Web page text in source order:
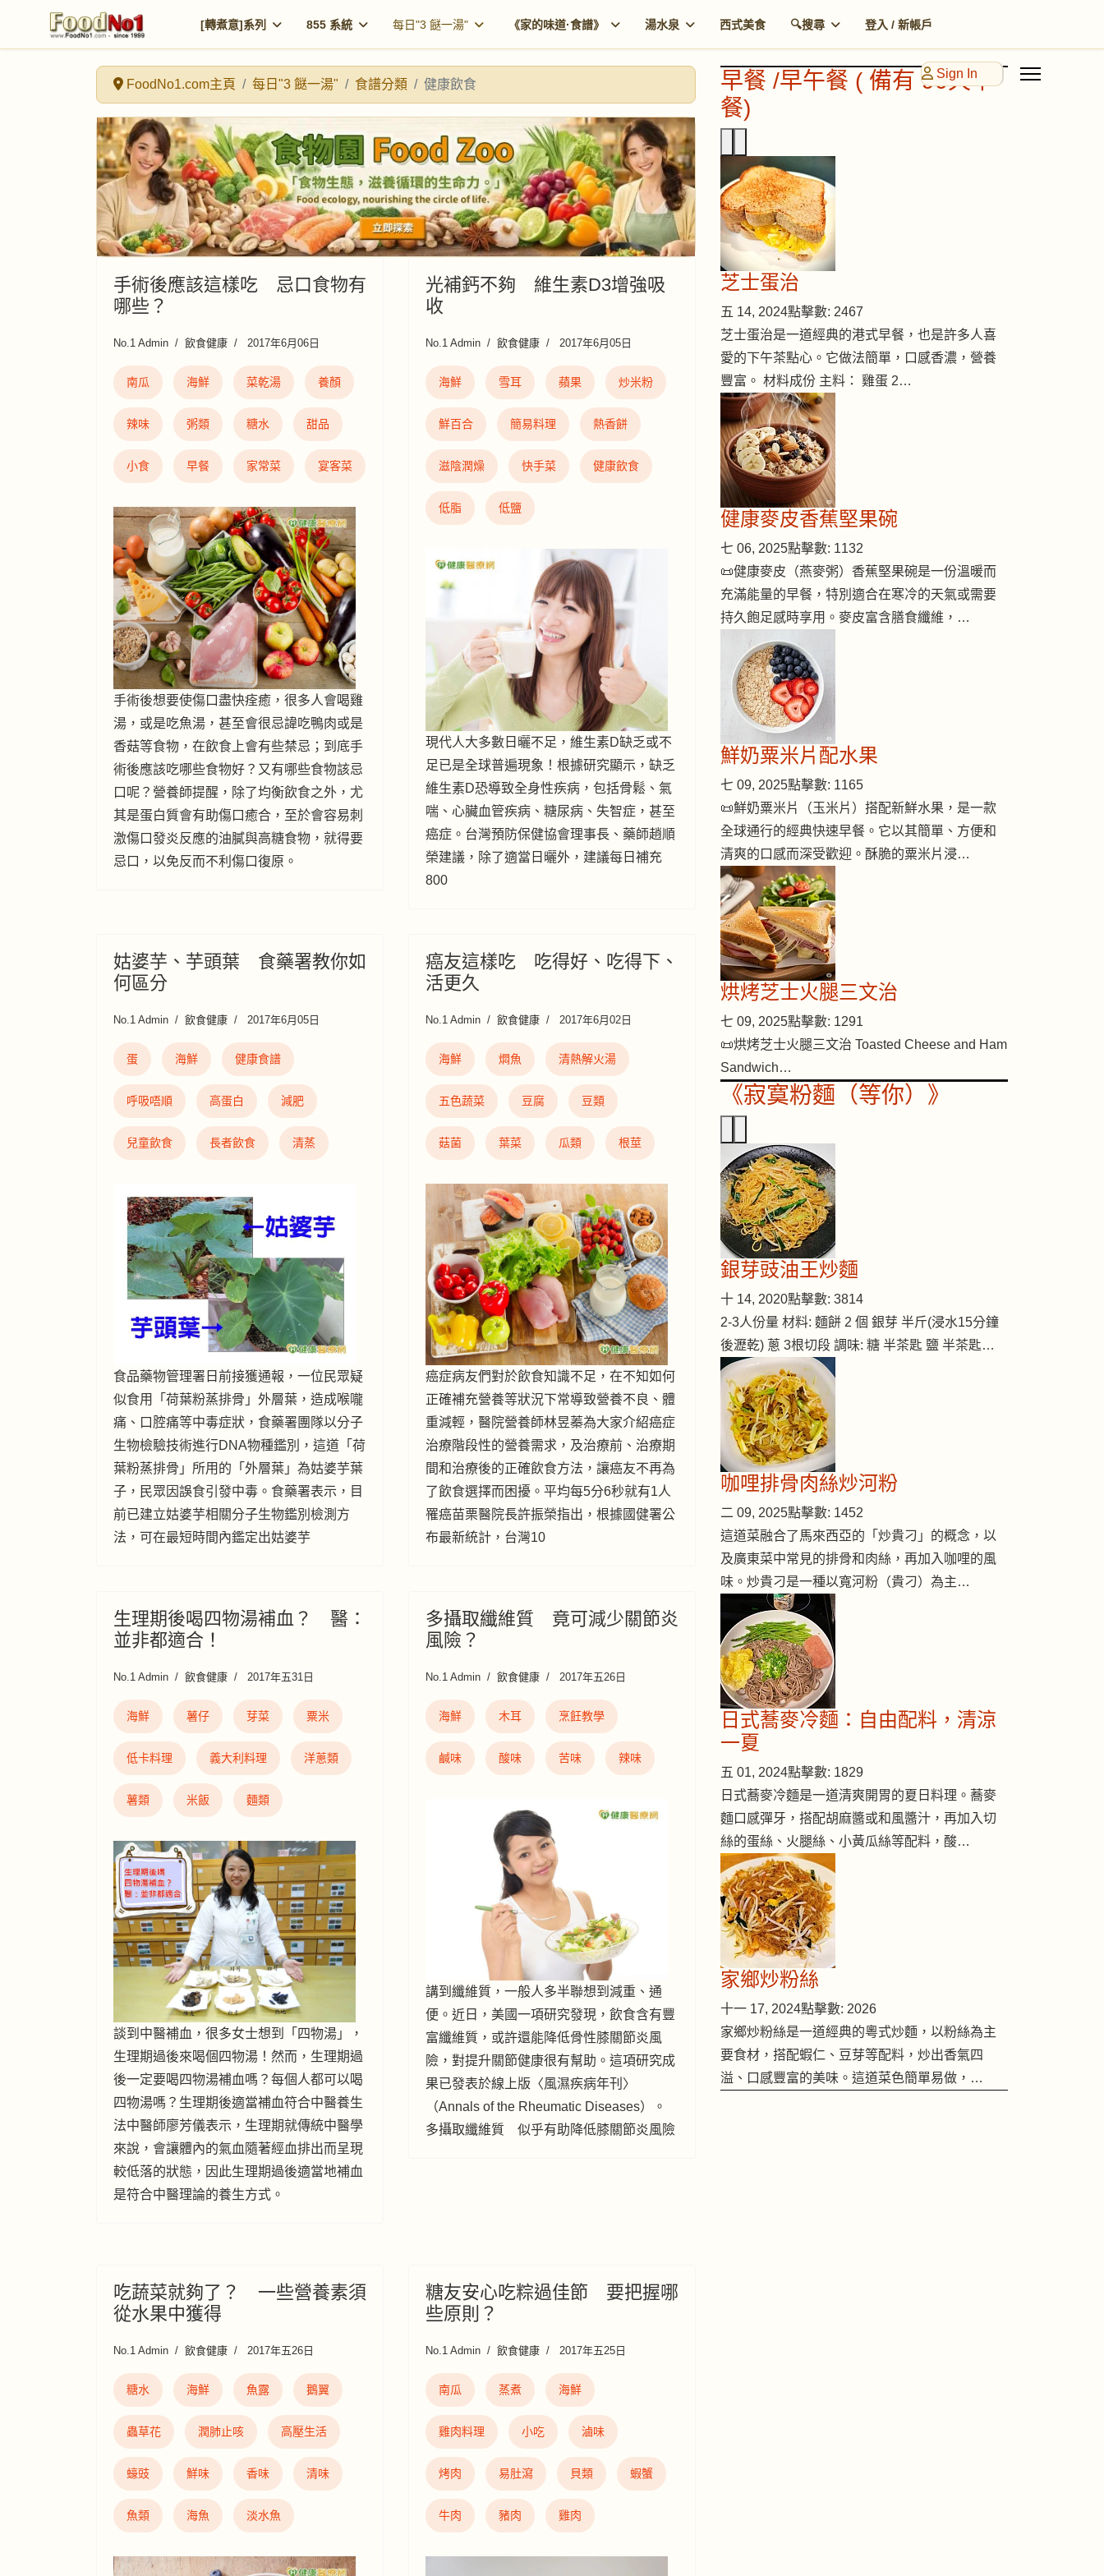
[轉煮意]系列 855 系統 每日"3 餸一湯" 《家的味道·食譜》 湯水泉 西式美食 🔍搜尋 登入 / 新帳戶
Sign In
FoodNo1.com主頁 每日"3 餸一湯" 食譜分類 健康飲食
手術後應該這樣吃 忌口食物有
哪些？
No.1 Admin 飲食健康 2017年6月06日
南瓜 海鮮 菜乾湯 養顏
辣味 粥類 糖水 甜品
小食 早餐 家常菜 宴客菜
手術後想要使傷口盡快痊癒，很多人會喝雞
湯，或是吃魚湯，甚至會很忌諱吃鴨肉或是
香菇等食物，在飲食上會有些禁忌；到底手
術後應該吃哪些食物好？又有哪些食物該忌
口呢？營養師提醒，除了均衡飲食之外，尤
其是蛋白質會有助傷口癒合，至於會容易刺
激傷口發炎反應的油膩與高糖食物，就得要
忌口，以免反而不利傷口復原。
光補鈣不夠 維生素D3增強吸
收
No.1 Admin 飲食健康 2017年6月05日
海鮮 雪耳 蘋果 炒米粉
鮮百合 簡易料理 熱香餅
滋陰潤燥 快手菜 健康飲食
低脂 低鹽
現代人大多數日曬不足，維生素D缺乏或不
足已是全球普遍現象！根據研究顯示，缺乏
維生素D恐導致全身性疾病，包括骨鬆、氣
喘、心臟血管疾病、糖尿病、失智症，甚至
癌症。台灣預防保健協會理事長、藥師趙順
榮建議，除了適當日曬外，建議每日補充
800
姑婆芋、芋頭葉 食藥署教你如
何區分
No.1 Admin 飲食健康 2017年6月05日
蛋 海鮮 健康食譜
呼吸唔順 高蛋白 減肥
兒童飲食 長者飲食 清蒸
食品藥物管理署日前接獲通報，一位民眾疑
似食用「荷葉粉蒸排骨」外層葉，造成喉嚨
痛、口腔痛等中毒症狀，食藥署團隊以分子
生物檢驗技術進行DNA物種鑑別，這道「荷
葉粉蒸排骨」所用的「外層葉」為姑婆芋葉
子，民眾因誤食引發中毒。食藥署表示，目
前已建立姑婆芋相關分子生物鑑別檢測方
法，可在最短時間內鑑定出姑婆芋
癌友這樣吃 吃得好、吃得下、
活更久
No.1 Admin 飲食健康 2017年6月02日
海鮮 燜魚 清熱解火湯
五色蔬菜 豆腐 豆類
菇菌 葉菜 瓜類 根莖
癌症病友們對於飲食知識不足，在不知如何
正確補充營養等狀況下常導致營養不良、體
重減輕，醫院營養師林昱蓁為大家介紹癌症
治療階段性的營養需求，及治療前、治療期
間和治療後的正確飲食方法，讓癌友不再為
了飲食選擇而困擾。平均每5分6秒就有1人
罹癌苗栗醫院長許振榮指出，根據國健署公
布最新統計，台灣10
生理期後喝四物湯補血？ 醫：
並非都適合！
No.1 Admin 飲食健康 2017年五31日
海鮮 薯仔 芽菜 粟米
低卡料理 義大利料理 洋蔥類
薯類 米飯 麵類
談到中醫補血，很多女士想到「四物湯」，
生理期過後來喝個四物湯！然而，生理期過
後一定要喝四物湯補血嗎？每個人都可以喝
四物湯嗎？生理期後適當補血符合中醫養生
法中醫師廖芳儀表示，生理期就傳統中醫學
來說，會讓體內的氣血隨著經血排出而呈現
較低落的狀態，因此生理期過後適當地補血
是符合中醫理論的養生方式。
多攝取纖維質 竟可減少關節炎
風險？
No.1 Admin 飲食健康 2017年五26日
海鮮 木耳 烹飪教學
鹹味 酸味 苦味 辣味
講到纖維質，一般人多半聯想到減重、通
便。近日，美國一項研究發現，飲食含有豐
富纖維質，或許還能降低骨性膝關節炎風
險，對提升關節健康很有幫助。這項研究成
果已發表於線上版〈風濕疾病年刊〉
（Annals of the Rheumatic Diseases）。
多攝取纖維質 似乎有助降低膝關節炎風險
吃蔬菜就夠了？ 一些營養素須
從水果中獲得
No.1 Admin 飲食健康 2017年五26日
糖水 海鮮 魚露 鵝翼
蟲草花 潤肺止咳 高壓生活
蠔豉 鮮味 香味 清味
魚類 海魚 淡水魚
糖友安心吃粽過佳節 要把握哪
些原則？
No.1 Admin 飲食健康 2017年五25日
南瓜 蒸煮 海鮮
雞肉料理 小吃 滷味
烤肉 易肚瀉 貝類 蝦蟹
牛肉 豬肉 雞肉
早餐 /早午餐 ( 備有 90天早
餐)
芝士蛋治
五 14, 2024點擊數: 2467
芝士蛋治是一道經典的港式早餐，也是許多人喜
愛的下午茶點心。它做法簡單，口感香濃，營養
豐富。 材料成份 主料： 雞蛋 2…
健康麥皮香蕉堅果碗
七 06, 2025點擊數: 1132
📜健康麥皮（燕麥粥）香蕉堅果碗是一份溫暖而
充滿能量的早餐，特別適合在寒冷的天氣或需要
持久飽足感時享用。麥皮富含膳食纖維，…
鮮奶粟米片配水果
七 09, 2025點擊數: 1165
📜鮮奶粟米片（玉米片）搭配新鮮水果，是一款
全球通行的經典快速早餐。它以其簡單、方便和
清爽的口感而深受歡迎。酥脆的粟米片浸…
烘烤芝士火腿三文治
七 09, 2025點擊數: 1291
📜烘烤芝士火腿三文治 Toasted Cheese and Ham
Sandwich…
《寂寞粉麵（等你）》
銀芽豉油王炒麵
十 14, 2020點擊數: 3814
2-3人份量 材料: 麵餅 2 個 銀芽 半斤(浸水15分鐘
後瀝乾) 蔥 3根切段 調味: 糖 半茶匙 鹽 半茶匙…
咖哩排骨肉絲炒河粉
二 09, 2025點擊數: 1452
這道菜融合了馬來西亞的「炒貴刁」的概念，以
及廣東菜中常見的排骨和肉絲，再加入咖哩的風
味。炒貴刁是一種以寬河粉（貴刁）為主…
日式蕎麥冷麵：自由配料，清涼
一夏
五 01, 2024點擊數: 1829
日式蕎麥冷麵是一道清爽開胃的夏日料理。蕎麥
麵口感彈牙，搭配胡麻醬或和風醬汁，再加入切
絲的蛋絲、火腿絲、小黃瓜絲等配料，酸…
家鄉炒粉絲
十一 17, 2024點擊數: 2026
家鄉炒粉絲是一道經典的粵式炒麵，以粉絲為主
要食材，搭配蝦仁、豆芽等配料，炒出香氣四
溢、口感豐富的美味。這道菜色簡單易做，…